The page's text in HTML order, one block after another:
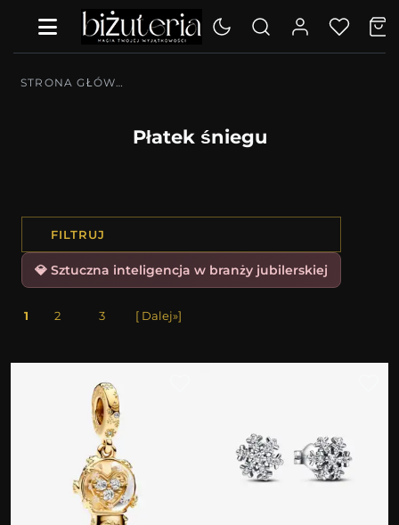
STRONA GŁÓWNA
Płatek śniegu
FILTRUJ
💎 Sztuczna inteligencja w branży jubilerskiej
1 2 3 [ Dalej»]